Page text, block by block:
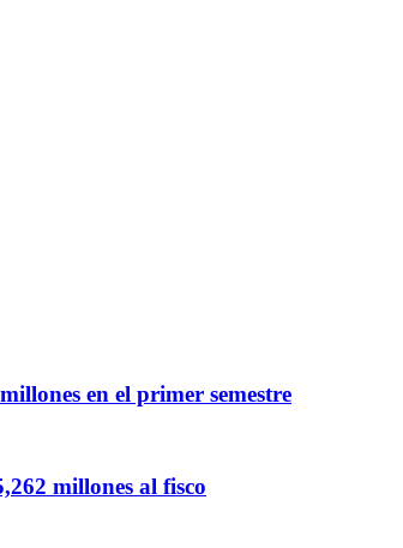
en el primer semestre
millones al fisco